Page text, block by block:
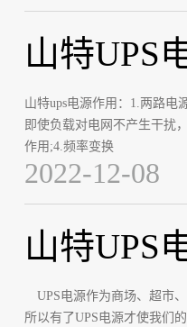
山特UPS
山特ups电源作用：1.两路
即使负载对电网不产生干扰
作用;4.频率变换
2022-12-08
山特UPS
UPS电源作为商场、超市
所以有了UPS电源才使我们